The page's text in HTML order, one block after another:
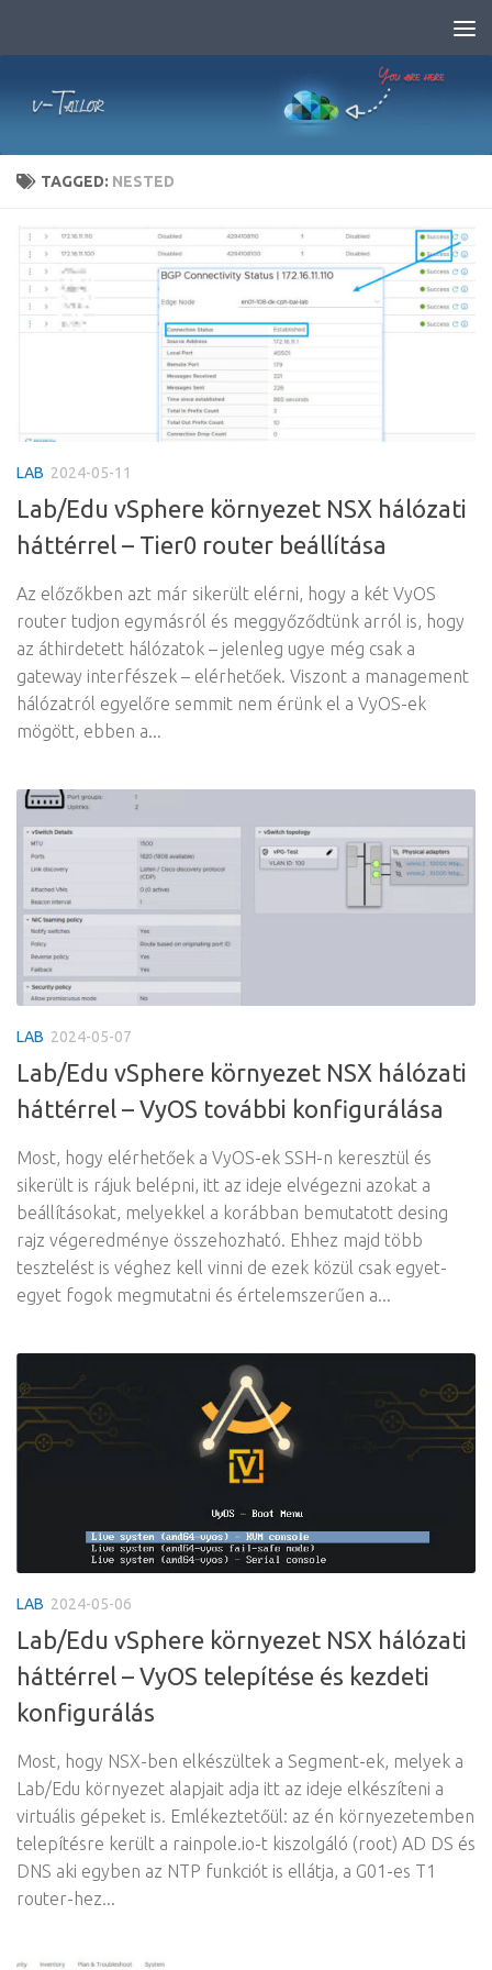
TAGGED: NESTED
LAB 2024-05-11
Lab/Edu vSphere környezet NSX hálózati
háttérrel – Tier0 router beállítása
Az előzőkben azt már sikerült elérni, hogy a két VyOS
router tudjon egymásról és meggyőződtünk arról is, hogy
az áthirdetett hálózatok – jelenleg ugye még csak a
gateway interfészek – elérhetőek. Viszont a management
hálózatról egyelőre semmit nem érünk el a VyOS-ek
mögött, ebben a...
LAB 2024-05-07
Lab/Edu vSphere környezet NSX hálózati
háttérrel – VyOS további konfigurálása
Most, hogy elérhetőek a VyOS-ek SSH-n keresztül és
sikerült is rájuk belépni, itt az ideje elvégezni azokat a
beállításokat, melyekkel a korábban bemutatott desing
rajz végeredménye összehozható. Ehhez majd több
tesztelést is véghez kell vinni de ezek közül csak egyet-
egyet fogok megmutatni és értelemszerűen a...
LAB 2024-05-06
Lab/Edu vSphere környezet NSX hálózati
háttérrel – VyOS telepítése és kezdeti
konfigurálás
Most, hogy NSX-ben elkészültek a Segment-ek, melyek a
Lab/Edu környezet alapjait adja itt az ideje elkészíteni a
virtuális gépeket is. Emlékeztetőül: az én környezetemben
telepítésre került a rainpole.io-t kiszolgáló (root) AD DS és
DNS aki egyben az NTP funkciót is ellátja, a G01-es T1
router-hez...